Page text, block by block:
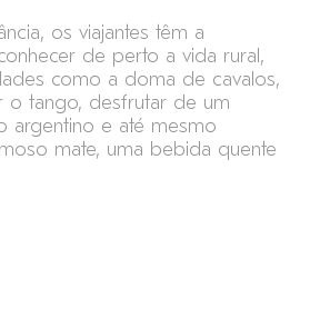
os viajantes têm a
de perto a vida rural,
como a doma de cavalos,
o tango, desfrutar de um
argentino e até mesmo
mate, uma bebida quente